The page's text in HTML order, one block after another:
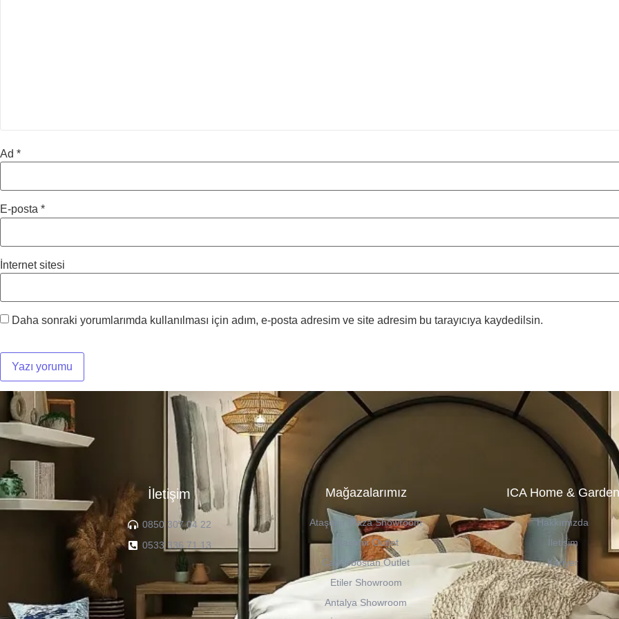
Ad *
E-posta *
İnternet sitesi
Daha sonraki yorumlarımda kullanılması için adım, e-posta adresim ve site adresim bu tarayıcıya kaydedilsin.
İletişim
0850 307 04 22
0533 336 71 13
Mağazalarımız
Ataşehir Plaza Showroom
Ataşehir Outlet
Caddebostan Outlet
Etiler Showroom
Antalya Showroom
ICA Home & Garden
Hakkımızda
İletişim
Kariyer